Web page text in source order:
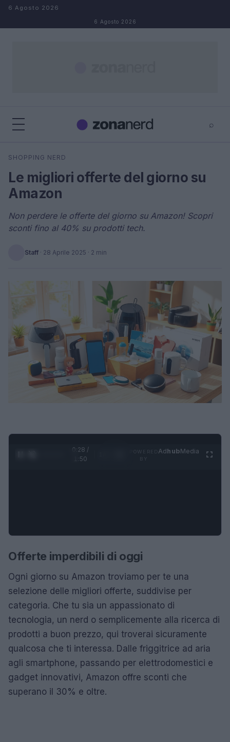
Salta al contenuto
6 Agosto 2026
6 Agosto 2026
⌕
Cerca
SHOPPING NERD
Le migliori offerte del giorno su
Amazon
Non perdere le offerte del giorno su Amazon! Scopri
sconti fino al 40% su prodotti tech.
Staff · 28 Aprile 2025 · 2 min
0:29 /
1:50
AdhubMedia
Offerte imperdibili di oggi
Ogni giorno su Amazon troviamo per te una
selezione delle migliori offerte, suddivise per
categoria. Che tu sia un appassionato di
tecnologia, un nerd o semplicemente alla ricerca di
prodotti a buon prezzo, qui troverai sicuramente
qualcosa che ti interessa. Dalle friggitrice ad aria
agli smartphone, passando per elettrodomestici e
gadget innovativi, Amazon offre sconti che
superano il 30% e oltre.